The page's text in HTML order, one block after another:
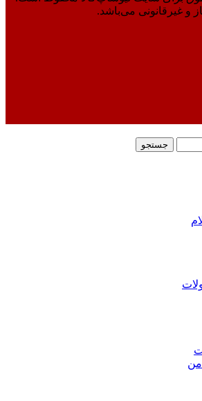
و غیرقانونی می‌باشد.
جستجو